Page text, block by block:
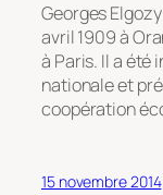
Georges
avril 1909 à
à Paris. Il a été
nationale et
coopération
15 novembre 2014